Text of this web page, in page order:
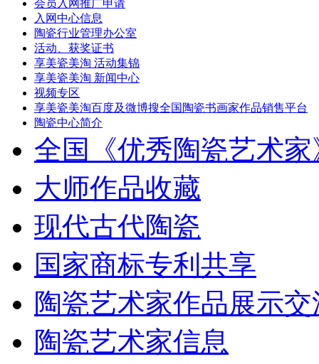
会员入网推广申请
入网中心信息
陶瓷行业管理办公室
活动、获奖证书
享美瓷美淘 活动集锦
享美瓷美淘 新闻中心
视频专区
享美瓷美淘百度及微博搜全国陶瓷书画家作品销售平台
陶瓷中心简介
全国《优秀陶瓷艺术
大师作品收藏
现代古代陶瓷
国家商标专利共享
陶瓷艺术家作品展示
陶瓷艺术家信息